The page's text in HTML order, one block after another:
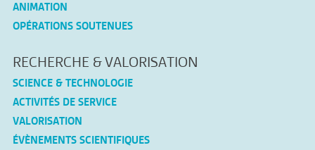
ANIMATION
OPÉRATIONS SOUTENUES
RECHERCHE & VALORISATION
SCIENCE & TECHNOLOGIE
ACTIVITÉS DE SERVICE
VALORISATION
ÉVÈNEMENTS SCIENTIFIQUES